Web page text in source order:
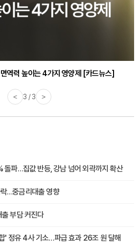
면역력 높이는 4가지 영양제 [카드뉴스]
< 3 / 3 >
돌파…집값 반등, 강남 넘어 외곽까지 확산
…중금리대출 영향
부담 커진다
' 정유 4사 기소…파급 효과 26조 원 달해